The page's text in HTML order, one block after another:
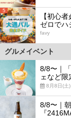
5
【初心
ゼロでハ
favy
グルメイベント
8/8〜｜
ェなど限
8月8日(土
8/8〜｜
『